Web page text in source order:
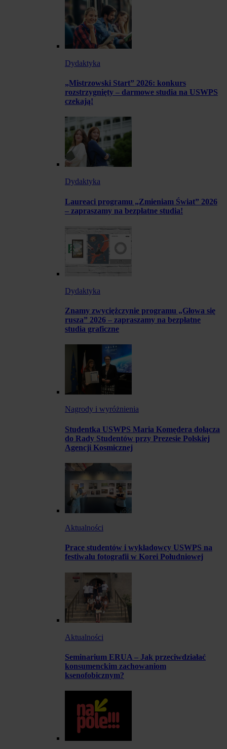
Dydaktyka
„Mistrzowski Start” 2026: konkurs
rozstrzygnięty – darmowe studia na USWPS
czekają!
Dydaktyka
Laureaci programu „Zmieniam Świat” 2026
– zapraszamy na bezpłatne studia!
Dydaktyka
Znamy zwyciężczynie programu „Głowa się
rusza” 2026 – zapraszamy na bezpłatne
studia graficzne
Nagrody i wyróżnienia
Studentka USWPS Maria Komędera dołącza
do Rady Studentów przy Prezesie Polskiej
Agencji Kosmicznej
Aktualności
Prace studentów i wykładowcy USWPS na
festiwalu fotografii w Korei Południowej
Aktualności
Seminarium ERUA – Jak przeciwdziałać
konsumenckim zachowaniom
ksenofobicznym?